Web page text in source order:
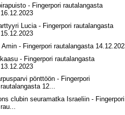
- Fingerpori rautalangasta
16.12.2023
Lucia - Fingerpori rautalangasta
15.12.2023
Amin - Fingerpori rautalangasta
- Fingerpori rautalangasta
13.12.2023
pönttöön - Fingerpori
rautalangasta 12...
clubin seuramatka Israeliin - Fingerpori
rau...